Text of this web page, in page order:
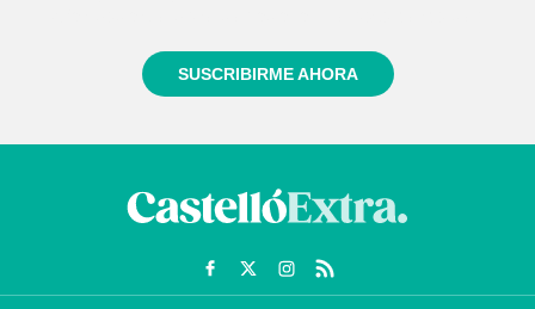
SUSCRIBIRME AHORA